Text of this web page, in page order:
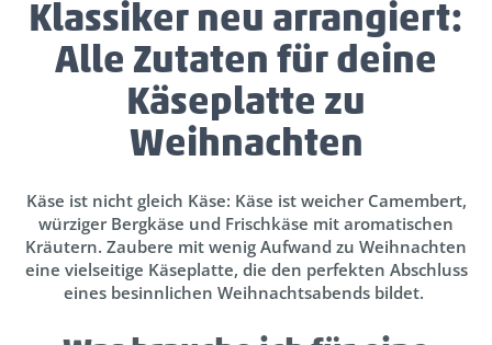
Klassiker neu arrangiert:
Alle Zutaten für deine
Käseplatte zu
Weihnachten
Käse ist nicht gleich Käse: Käse ist weicher Camembert,
würziger Bergkäse und Frischkäse mit aromatischen
Kräutern. Zaubere mit wenig Aufwand zu Weihnachten
eine vielseitige Käseplatte, die den perfekten Abschluss
eines besinnlichen Weihnachtsabends bildet.